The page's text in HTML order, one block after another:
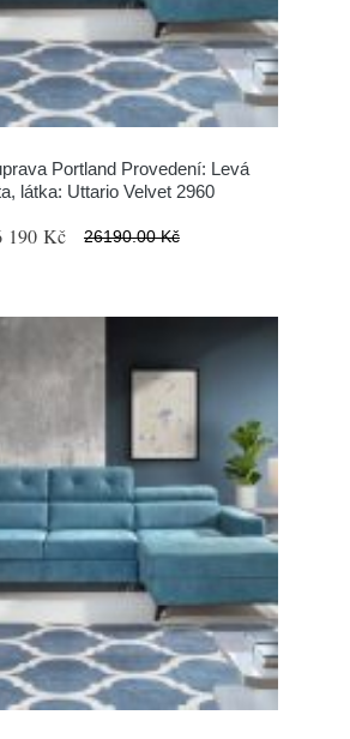
Portland Provedení: Levá
látka: Uttario Velvet 2960
190 Kč 26190.00 Kč